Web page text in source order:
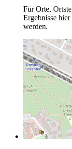
Für Orte,
Ergebnisse
werden.